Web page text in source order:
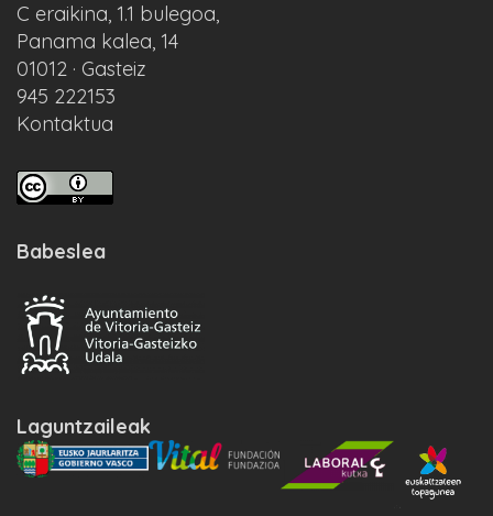
C eraikina, 1.1 bulegoa,
Panama kalea, 14
01012 · Gasteiz
945 222153
Kontaktua
Babeslea
Laguntzaileak